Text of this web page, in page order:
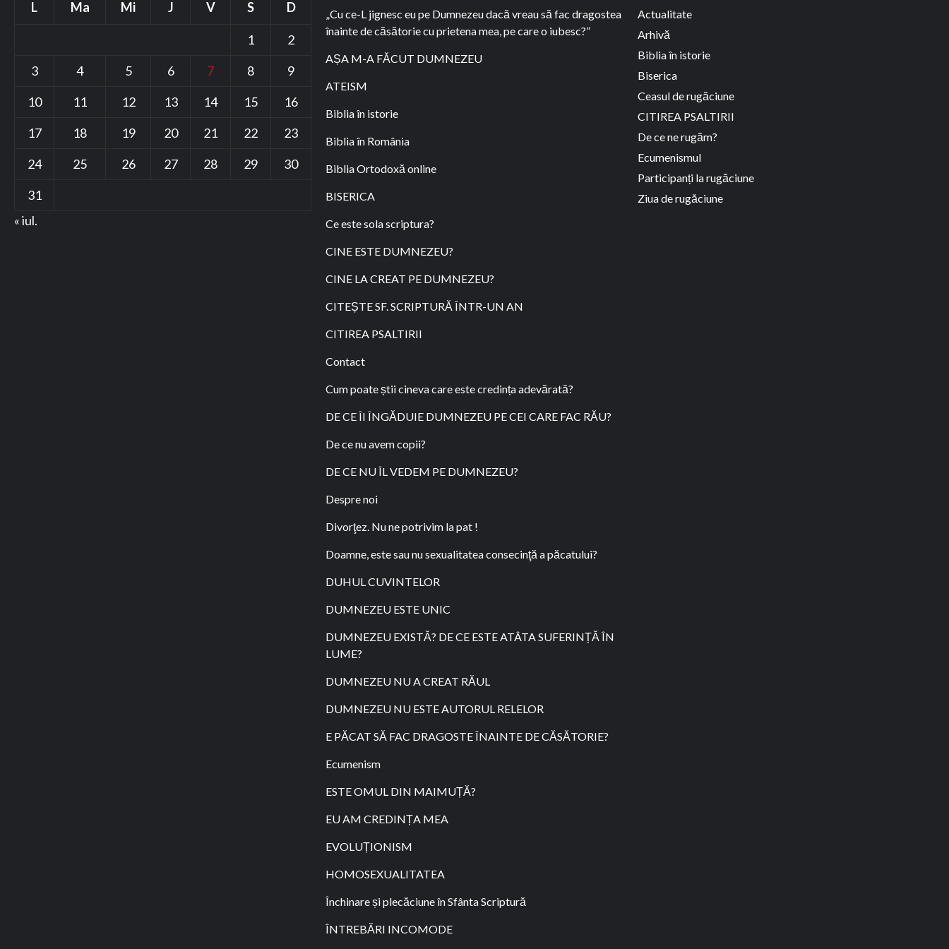
L Ma Mi J V S D
1
2
3
4 5 6 7 8
9
10
11 12 13 14 15
16
17
18 19 20 21 22
23
24
25 26 27 28 29
30
31
« iul.
„Cu ce-L jignesc eu pe Dumnezeu dacă vreau să fac dragostea
înainte de căsătorie cu prietena mea, pe care o iubesc?”
AȘA M-A FĂCUT DUMNEZEU
ATEISM
Biblia în istorie
Biblia în România
Biblia Ortodoxă online
BISERICA
Ce este sola scriptura?
CINE ESTE DUMNEZEU?
CINE LA CREAT PE DUMNEZEU?
CITEȘTE SF. SCRIPTURĂ ÎNTR-UN AN
CITIREA PSALTIRII
Contact
Cum poate știi cineva care este credința adevărată?
DE CE ÎI ÎNGĂDUIE DUMNEZEU PE CEI CARE FAC RĂU?
De ce nu avem copii?
DE CE NU ÎL VEDEM PE DUMNEZEU?
Despre noi
Divorţez. Nu ne potrivim la pat !
Doamne, este sau nu sexualitatea consecinţă a păcatului?
DUHUL CUVINTELOR
DUMNEZEU ESTE UNIC
DUMNEZEU EXISTĂ? DE CE ESTE ATÂTA SUFERINȚĂ ÎN
LUME?
DUMNEZEU NU A CREAT RĂUL
DUMNEZEU NU ESTE AUTORUL RELELOR
E PĂCAT SĂ FAC DRAGOSTE ÎNAINTE DE CĂSĂTORIE?
Ecumenism
ESTE OMUL DIN MAIMUȚĂ?
EU AM CREDINȚA MEA
EVOLUȚIONISM
HOMOSEXUALITATEA
Închinare și plecăciune în Sfânta Scriptură
ÎNTREBĂRI INCOMODE
Actualitate
Arhivă
Biblia în istorie
Biserica
Ceasul de rugăciune
CITIREA PSALTIRII
De ce ne rugăm?
Ecumenismul
Participanți la rugăciune
Ziua de rugăciune